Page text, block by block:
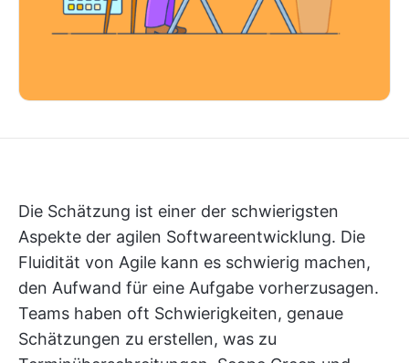
Die Schätzung ist einer der schwierigsten
Aspekte der agilen Softwareentwicklung. Die
Fluidität von Agile kann es schwierig machen,
den Aufwand für eine Aufgabe vorherzusagen.
Teams haben oft Schwierigkeiten, genaue
Schätzungen zu erstellen, was zu